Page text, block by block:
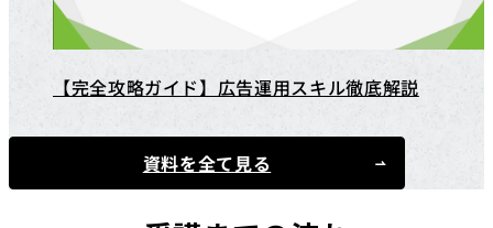
【完全攻略ガイド】広告運用スキル徹底解説
資料を全て見る